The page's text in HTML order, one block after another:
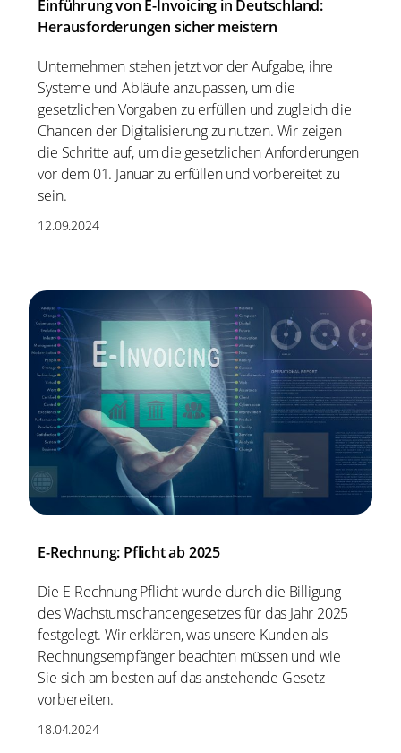
Einführung von E-Invoicing in Deutschland:
Herausforderungen sicher meistern
Unternehmen stehen jetzt vor der Aufgabe, ihre
Systeme und Abläufe anzupassen, um die
gesetzlichen Vorgaben zu erfüllen und zugleich die
Chancen der Digitalisierung zu nutzen. Wir zeigen
die Schritte auf, um die gesetzlichen Anforderungen
vor dem 01. Januar zu erfüllen und vorbereitet zu
sein.
12.09.2024
E-Rechnung: Pflicht ab 2025
Die E-Rechnung Pflicht wurde durch die Billigung
des Wachstumschancengesetzes für das Jahr 2025
festgelegt. Wir erklären, was unsere Kunden als
Rechnungsempfänger beachten müssen und wie
Sie sich am besten auf das anstehende Gesetz
vorbereiten.
18.04.2024